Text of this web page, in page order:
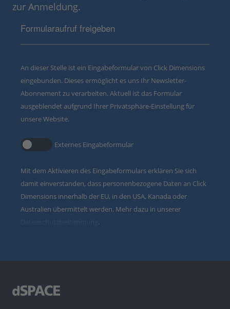
zur Anmeldung.
Formularaufruf freigeben
An dieser Stelle ist ein Eingabeformular von Click Dimensions
eingebunden. Dieses ermöglicht es uns Ihr Newsletter-
Abonnement zu verarbeiten. Aktuell ist das Formular
ausgeblendet aufgrund Ihrer Privatsphäre-Einstellung für
unsere Website.
Externes Eingabeformular
Mit dem Aktivieren des Eingabeformulars erklären Sie sich
damit einverstanden, dass personenbezogene Daten an Click
Dimensions innerhalb der EU, in den USA, Kanada oder
Australien übermittelt werden. Mehr dazu in unserer
.